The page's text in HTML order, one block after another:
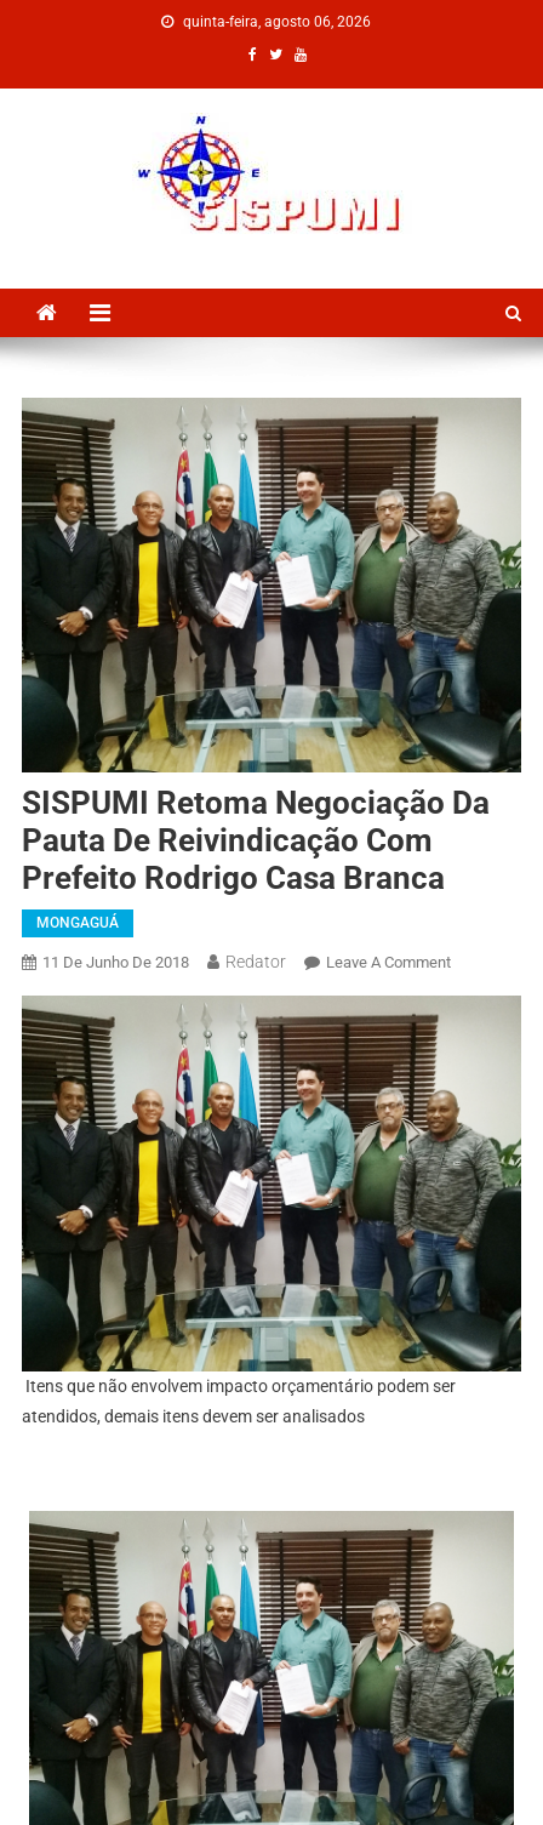
quinta-feira, agosto 06, 2026
SISPUMI Retoma Negociação Da
Pauta De Reivindicação Com
Prefeito Rodrigo Casa Branca
MONGAGUÁ
11 De Junho De 2018 Redator Leave A Comment
Itens que não envolvem impacto orçamentário podem ser
atendidos, demais itens devem ser analisados